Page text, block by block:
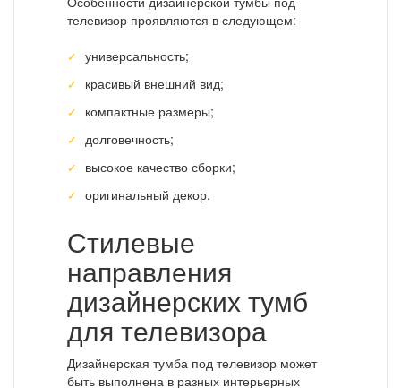
телевизор проявляются в следующем:
универсальность;
красивый внешний вид;
компактные размеры;
долговечность;
высокое качество сборки;
оригинальный декор.
Стилевые
направления
дизайнерских тумб
для телевизора
Дизайнерская тумба под телевизор может
быть выполнена в разных интерьерных